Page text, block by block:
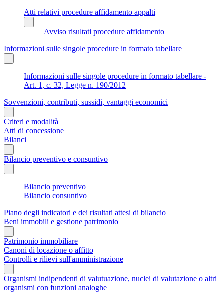
Atti relativi procedure affidamento appalti
Avviso risultati procedure affidamento
Informazioni sulle singole procedure in formato tabellare
Informazioni sulle singole procedure in formato tabellare -
Art. 1, c. 32, Legge n. 190/2012
Sovvenzioni, contributi, sussidi, vantaggi economici
Criteri e modalità
Atti di concessione
Bilanci
Bilancio preventivo e consuntivo
Bilancio preventivo
Bilancio consuntivo
Piano degli indicatori e dei risultati attesi di bilancio
Beni immobili e gestione patrimonio
Patrimonio immobiliare
Canoni di locazione o affitto
Controlli e rilievi sull'amministrazione
Organismi indipendenti di valutuazione, nuclei di valutazione o altri
organismi con funzioni analoghe